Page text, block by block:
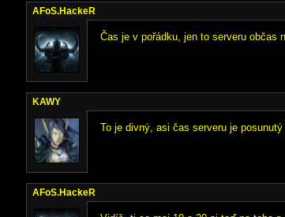
AFoS.HackeR
Čas je v pořádku, jen to serveru občas
KAWY
To je divný, asi čas serveru je
AFoS.HackeR